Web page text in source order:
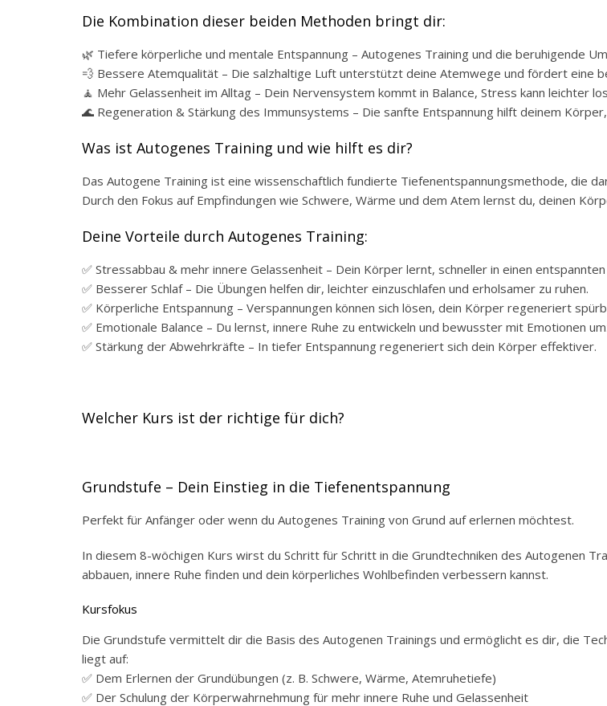
Die Kombination dieser beiden Methoden bringt dir:
🌿 Tiefere körperliche und mentale Entspannung – Autogenes Training und die beruhigende
💨 Bessere Atemqualität – Die salzhaltige Luft unterstützt deine Atemwege und fördert eine
🧘 Mehr Gelassenheit im Alltag – Dein Nervensystem kommt in Balance, Stress kann leichter
🌊 Regeneration & Stärkung des Immunsystems – Die sanfte Entspannung hilft deinem
Was ist Autogenes Training und wie hilft es dir?
Das Autogene Training ist eine wissenschaftlich fundierte Tiefenentspannungsmethode, die
Durch den Fokus auf Empfindungen wie Schwere, Wärme und dem Atem lernst du, deinen
Deine Vorteile durch Autogenes Training:
✅ Stressabbau & mehr innere Gelassenheit – Dein Körper lernt, schneller in einen
✅ Besserer Schlaf – Die Übungen helfen dir, leichter einzuschlafen und erholsamer zu ruhen.
✅ Körperliche Entspannung – Verspannungen können sich lösen, dein Körper regeneriert
✅ Emotionale Balance – Du lernst, innere Ruhe zu entwickeln und bewusster mit Emotionen
✅ Stärkung der Abwehrkräfte – In tiefer Entspannung regeneriert sich dein Körper effektiver.
Welcher Kurs ist der richtige für dich?
Grundstufe – Dein Einstieg in die Tiefenentspannung
Perfekt für Anfänger oder wenn du Autogenes Training von Grund auf erlernen möchtest.
In diesem 8-wöchigen Kurs wirst du Schritt für Schritt in die Grundtechniken des Autogenen
abbauen, innere Ruhe finden und dein körperliches Wohlbefinden verbessern kannst.
Kursfokus
Die Grundstufe vermittelt dir die Basis des Autogenen Trainings und ermöglicht es dir, die
liegt auf:
✅ Dem Erlernen der Grundübungen (z. B. Schwere, Wärme, Atemruhetiefe)
✅ Der Schulung der Körperwahrnehmung für mehr innere Ruhe und Gelassenheit